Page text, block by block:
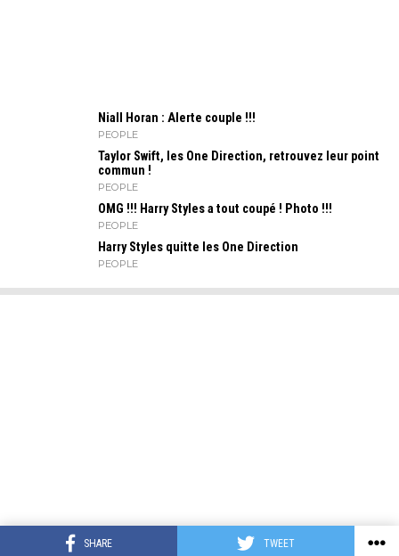
SHARE TWEET
Niall Horan : Alerte couple !!!
PEOPLE
Taylor Swift, les One Direction, retrouvez leur point
commun !
PEOPLE
OMG !!! Harry Styles a tout coupé ! Photo !!!
PEOPLE
Harry Styles quitte les One Direction
PEOPLE